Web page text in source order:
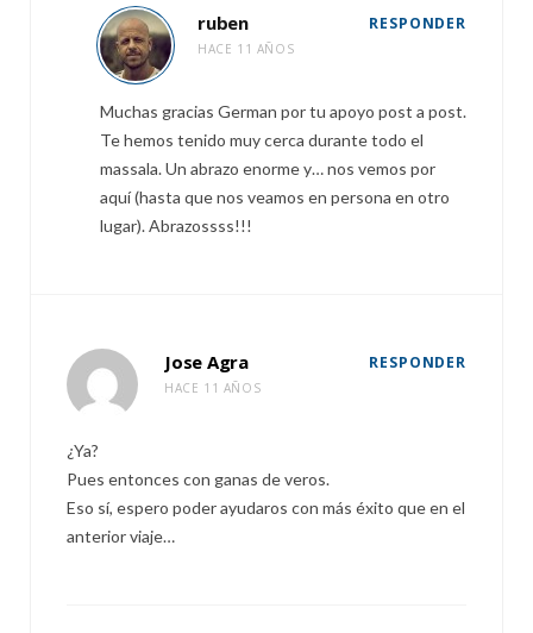
ruben
HACE 11 AÑOS
RESPONDER
Muchas gracias German por tu apoyo post a post.
Te hemos tenido muy cerca durante todo el
massala. Un abrazo enorme y… nos vemos por
aquí (hasta que nos veamos en persona en otro
lugar). Abrazossss!!!
Jose Agra
HACE 11 AÑOS
RESPONDER
¿Ya?
Pues entonces con ganas de veros.
Eso sí, espero poder ayudaros con más éxito que en el
anterior viaje…